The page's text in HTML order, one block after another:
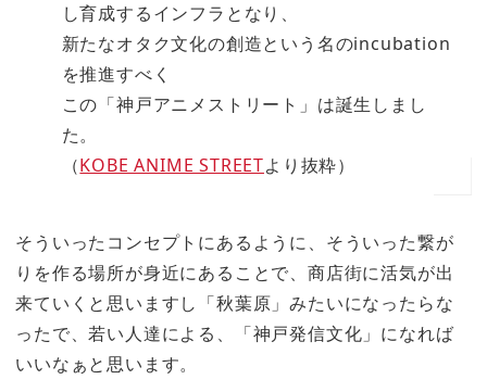
し育成するインフラとなり、
新たなオタク文化の創造という名のincubation
を推進すべく
この「神戸アニメストリート」は誕生しまし
た。
（KOBE ANIME STREETより抜粋）
そういったコンセプトにあるように、そういった繋が
りを作る場所が身近にあることで、商店街に活気が出
来ていくと思いますし 「秋葉原」みたいになったらな
ったで、若い人達による、「神戸発信文化」になれば
いいなぁと思います。